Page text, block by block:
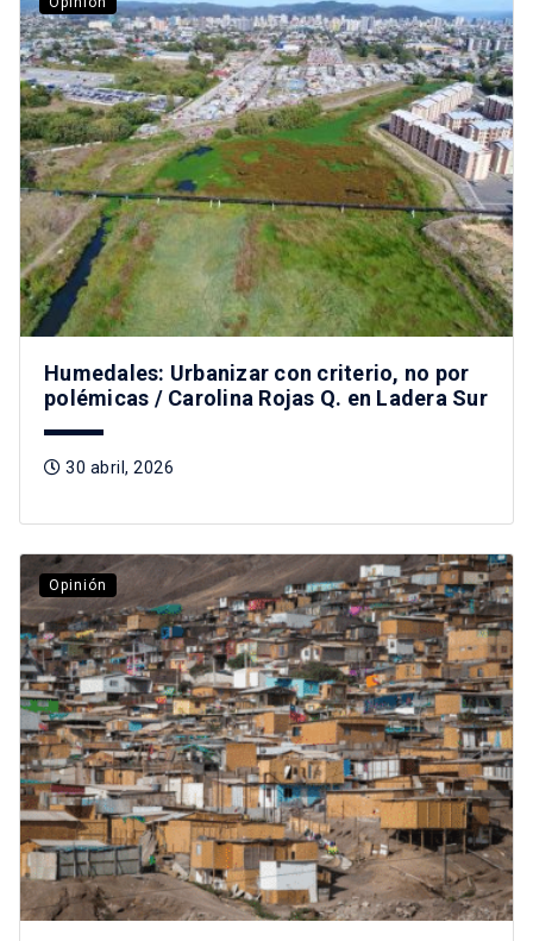
Humedales: Urbanizar con criterio, no por
polémicas / Carolina Rojas Q. en Ladera Sur
30 abril, 2026
Opinión